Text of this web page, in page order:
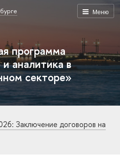
Меню
программа
аналитика в
секторе»
Заключение договоров на